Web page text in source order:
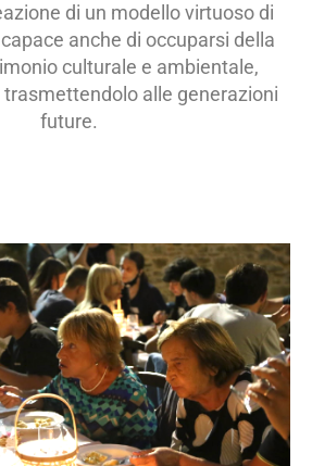
di un modello virtuoso di
anche di occuparsi della
culturale e ambientale,
alle generazioni
future.